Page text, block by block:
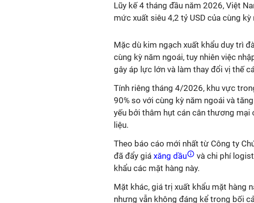
Lũy kế 4 tháng đầu năm 2026, Việt
mức xuất siêu 4,2 tỷ USD của cùng
Mặc dù kim ngạch xuất khẩu duy trì
cùng kỳ năm ngoái, tuy nhiên việc
gây áp lực lớn và làm thay đổi vị thế
Tính riêng tháng 4/2026, khu vực
90% so với cùng kỳ năm ngoái và
yếu bởi thâm hụt cán cân thương mại
liệu.
Theo báo cáo mới nhất từ Công ty
đã đẩy giá xăng dầu
và chi phí
khẩu các mặt hàng này.
Mặt khác, giá trị xuất khẩu mặt hàng
nhưng vẫn không đáng kể trong bối